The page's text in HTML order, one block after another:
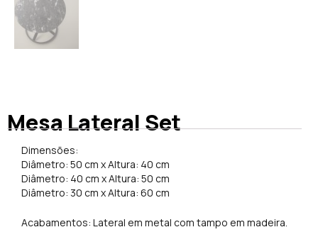
Mesa Lateral Set
Dimensões:
Diâmetro: 50 cm x Altura: 40 cm
Diâmetro: 40 cm x Altura: 50 cm
Diâmetro: 30 cm x Altura: 60 cm
Acabamentos: Lateral em metal com tampo em madeira.